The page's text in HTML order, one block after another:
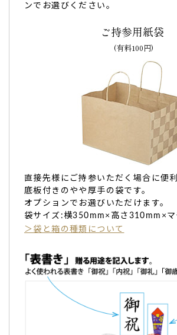
イラストも可愛くてとても喜んで
メッセージだけでなく、イラストも可愛く
らえました。（購入者様）
ご購入頂いた商品：オリジナル名入れ・
ムクーヘン（動物イラスト/1個入り）
メッセージだけでなく、イラスト
喜んでもらえました。
メッセージだけでなく、イラストも可愛く
ご購入頂いた商品：オリジナルメッセージ
物イラスト/1個入り)
ンでお選びください。
ご持参用紙袋
(有料100円)
直接先様にご持参いただく場合に便
底板付きのやや厚手の袋です。
オプションでお選びいただけます。
袋サイズ:横350mm×高さ310mm×
＞袋と箱の種類について